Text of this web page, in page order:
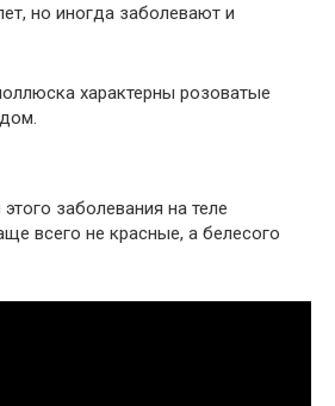
но иногда заболевают и
характерны розоватые
заболевания на теле
всего не красные, а белесого